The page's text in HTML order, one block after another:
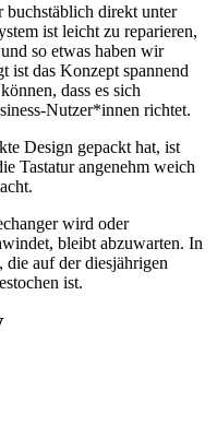
buchstäblich direkt unter
ist leicht zu reparieren,
so etwas haben wir
ist das Konzept spannend
dass es sich
Nutzer*innen richtet.
Design gepackt hat, ist
Tastatur angenehm weich
wird oder
bleibt abzuwarten. In
die auf der diesjährigen
ist.